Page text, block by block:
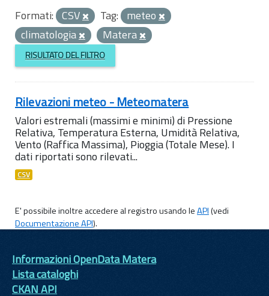
Formati: CSV Tag: meteo
climatologia
Matera
RISULTATO DEL FILTRO
Rilevazioni meteo - Meteomatera
Valori estremali (massimi e minimi) di Pressione
Relativa, Temperatura Esterna, Umidità Relativa,
Vento (Raffica Massima), Pioggia (Totale Mese). I
dati riportati sono rilevati...
CSV
E' possibile inoltre accedere al registro usando leAPI(vedi
Documentazione API).
Informazioni OpenData Matera
Lista cataloghi
CKAN API